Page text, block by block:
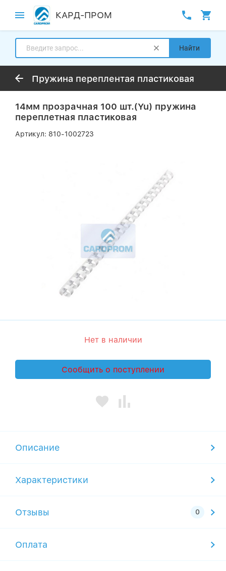
КАРД-ПРОМ
Найти
Пружина переплентая пластиковая
14мм прозрачная 100 шт.(Yu) пружина
переплетная пластиковая
Артикул: 810-1002723
Нет в наличии
Сообщить о поступлении
Описание
Характеристики
Отзывы
Оплата